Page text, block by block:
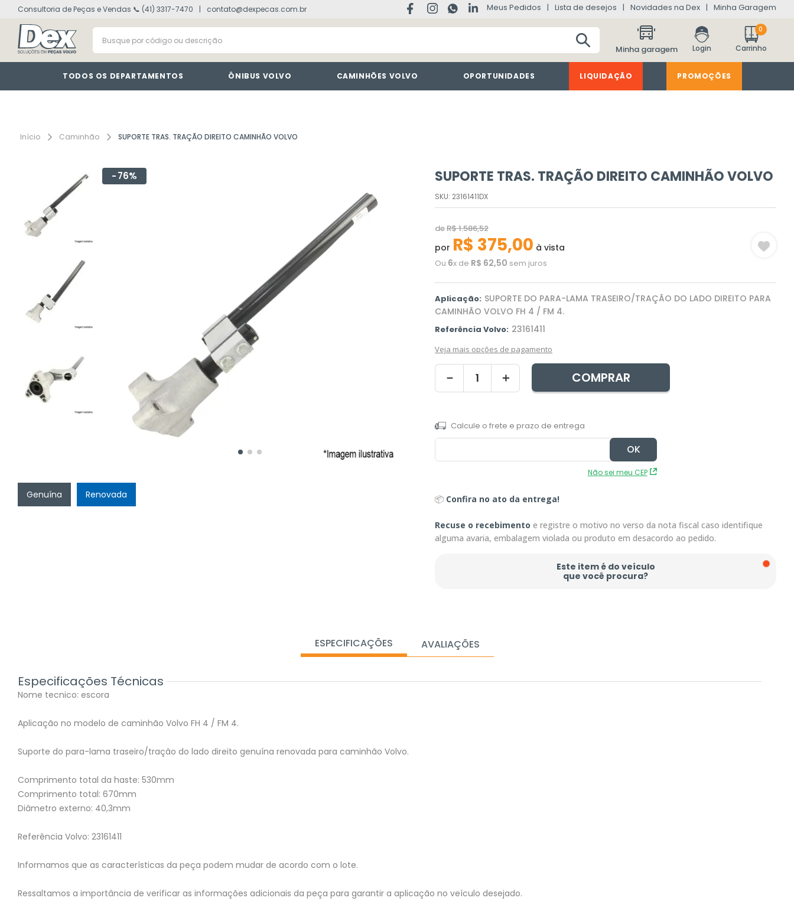
Consultoria de Peças e Vendas 📞 (41) 3317-7470 contato@dexpecas.com.br Meus Pedidos Lista de desejos Novidades na Dex Minha Garagem
Busque por código ou descrição
Minha garagem
0
TODOS OS DEPARTAMENTOS ÔNIBUS VOLVO CAMINHÕES VOLVO OPORTUNIDADES LIQUIDAÇÃO PROMOÇÕES
Caminhão SUPORTE TRAS. TRAÇÃO DIREITO CAMINHÃO VOLVO
76%
Genuína Renovada
SUPORTE TRAS. TRAÇÃO DIREITO CAMINHÃO VOLVO
SKU: 23161411DX
deR$1.586,52
por R$ 375,00 à vista
Ou 6x de R$ 62,50 sem juros
Aplicação: SUPORTE DO PARA-LAMA TRASEIRO/TRAÇÃO DO LADO DIREITO PARA
CAMINHÃO VOLVO FH 4 / FM 4.
Referência Volvo: 23161411
Veja mais opções de pagamento
＋
－ COMPRAR
Não sei meu CEP
📦 Confira no ato da entrega!
Recuse o recebimento e registre o motivo no verso da nota fiscal caso identifique
alguma avaria, embalagem violada ou produto em desacordo ao pedido.
Este item é do veículo
que você procura?
ESPECIFICAÇÕES AVALIAÇÕES
Especificações Técnicas
Nome tecnico: escora
Aplicação no modelo de caminhão Volvo FH 4 / FM 4.
Suporte do para-lama traseiro/tração do lado direito genuína renovada para caminhão Volvo.
Comprimento total da haste: 530mm
Comprimento total: 670mm
Diâmetro externo: 40,3mm
Referência Volvo: 23161411
Informamos que as características da peça podem mudar de acordo com o lote.
Ressaltamos a importância de verificar as informações adicionais da peça para garantir a aplicação no veículo desejado.
1º volvo fh
3º painel
4º farol
5º defletor
7 tacografo
º motor